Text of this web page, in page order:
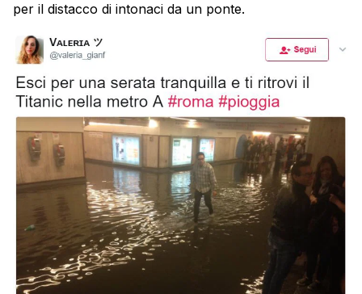
per il distacco di intonaci da un ponte.